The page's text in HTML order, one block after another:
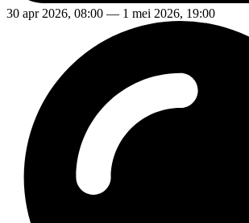
30 apr 2026, 08:00 — 1 mei 2026, 19:00